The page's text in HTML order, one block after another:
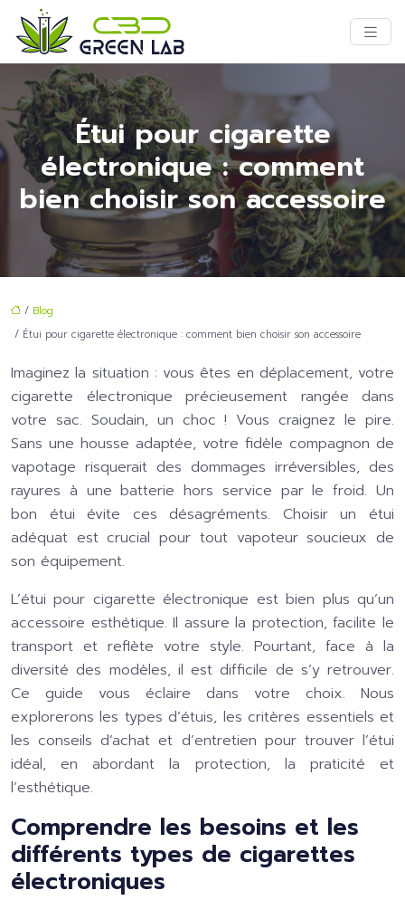
Étui pour cigarette
électronique : comment
bien choisir son accessoire
/ Blog
/ Étui pour cigarette électronique : comment bien choisir son accessoire
Imaginez la situation : vous êtes en déplacement, votre
cigarette électronique précieusement rangée dans
votre sac. Soudain, un choc ! Vous craignez le pire.
Sans une housse adaptée, votre fidèle compagnon de
vapotage risquerait des dommages irréversibles, des
rayures à une batterie hors service par le froid. Un
bon étui évite ces désagréments. Choisir un étui
adéquat est crucial pour tout vapoteur soucieux de
son équipement.
L’étui pour cigarette électronique est bien plus qu’un
accessoire esthétique. Il assure la protection, facilite le
transport et reflète votre style. Pourtant, face à la
diversité des modèles, il est difficile de s’y retrouver.
Ce guide vous éclaire dans votre choix. Nous
explorerons les types d’étuis, les critères essentiels et
les conseils d’achat et d’entretien pour trouver l’étui
idéal, en abordant la protection, la praticité et
l’esthétique.
Comprendre les besoins et les
différents types de cigarettes
électroniques